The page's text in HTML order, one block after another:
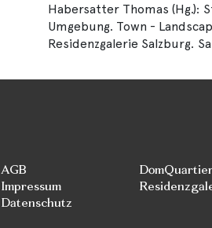
Habersatter Thomas (Hg.):
Umgebung. Town -
Residenzgalerie Salzburg.
AGB
Impressum
Datenschutz